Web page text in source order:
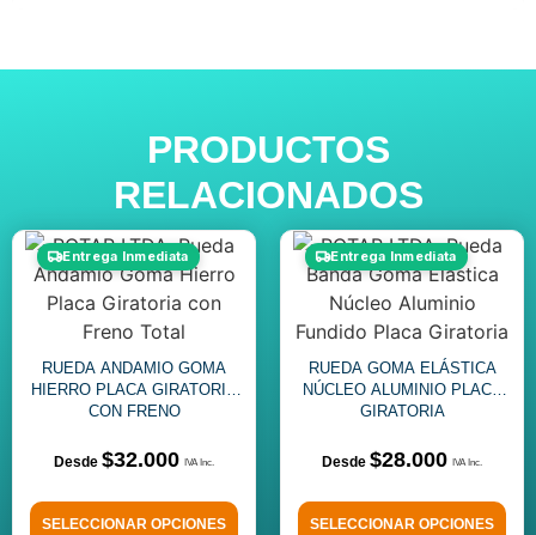
PRODUCTOS
RELACIONADOS
Entrega Inmediata
RUEDA ANDAMIO GOMA
HIERRO PLACA GIRATORIA
CON FRENO
$32.000
SELECCIONAR OPCIONES
Entrega Inmediata
RUEDA GOMA ELÁSTICA
NÚCLEO ALUMINIO PLACA
GIRATORIA
$28.000
SELECCIONAR OPCIONES